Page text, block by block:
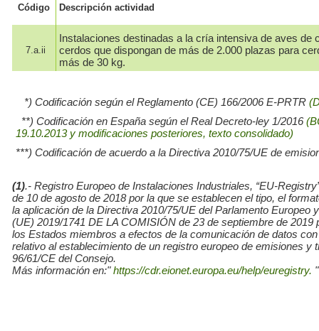
Código Descripción actividad
7.a.ii
Instalaciones destinadas a la cría intensiva de aves de
cerdos que dispongan de más de 2.000 plazas para
más de 30 kg.
*) Codificación según el Reglamento (CE) 166/2006 E-PRTR
**) Codificación en España según el Real Decreto-ley 1/2016
19.10.2013 y modificaciones posteriores, texto consolidado)
***) Codificación de acuerdo a la Directiva 2010/75/UE de
(1).- Registro Europeo de Instalaciones Industriales, “EU-
de 10 de agosto de 2018 por la que se establecen el tipo, el
la aplicación de la Directiva 2010/75/UE del Parlamento
(UE) 2019/1741 DE LA COMISIÓN de 23 de septiembre de
los Estados miembros a efectos de la comunicación de datos
relativo al establecimiento de un registro europeo de emisiones
96/61/CE del Consejo.
Más información en:"https://cdr.eionet.europa.eu/help/euregistry. "